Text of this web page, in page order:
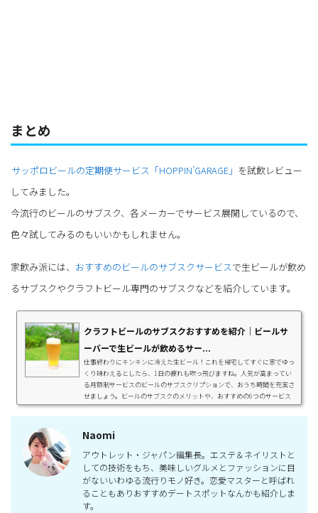
まとめ
サッポロビールの定期便サービス「HOPPIN’GARAGE」 を試飲レビュー
してみました。
今流行のビールのサブスク、各メーカーでサービス展開しているので、
色々試してみるのもいいかもしれません。
家飲み派には、 おすすめのビールのサブスクサービスで生ビールが飲め
るサブスクやクラフトビール専門のサブスクなどを紹介しています。
クラフトビールのサブスクおすすめを紹介｜ビールサ
ーバーで生ビールが飲めるサー...
仕事終わりにキンキンに冷えた生ビール！これを帰宅してすぐに家でゆっ
くり味わえるとしたら、1日の疲れも吹っ飛びますね。人気が高まってい
る月額制サービスのビールのサブスクリプションで、おうち時間を充実さ
せましょう。ビールのサブスクのメリットや、おすすめの6つのサービス
を紹介します。 早ワザ! この記事でわかること 送料無料のサービスや気に
入ったビールを追加注文できるサービスまでビールのサブスクは魅力がい
っぱい！ ビールのサブスクとは？ 生ビールが飲めるサブスク3選 ク...
Naomi
アウトレット・ジャパン編集長。エステ＆ネイリストと
しての技術をもち、美味しいグルメとファッションに目
がないいわゆる流行りモノ好き。恋愛マスターと呼ばれ
ることもありおすすめデートスポットなんかも紹介しま
す。